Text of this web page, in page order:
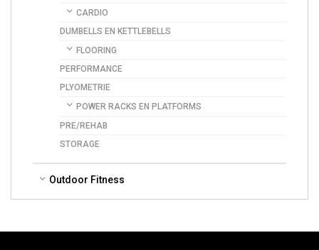
CARDIO
DUMBELLS EN KETTLEBELLS
FLOORING
PERFORMANCE
PLYOMETRIE
POWER RACKS EN PLATFORMS
PRE/REHAB
STORAGE
Outdoor Fitness